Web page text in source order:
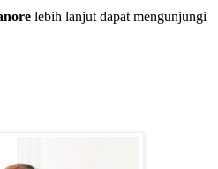
lebih lanjutdapatmengunjungi